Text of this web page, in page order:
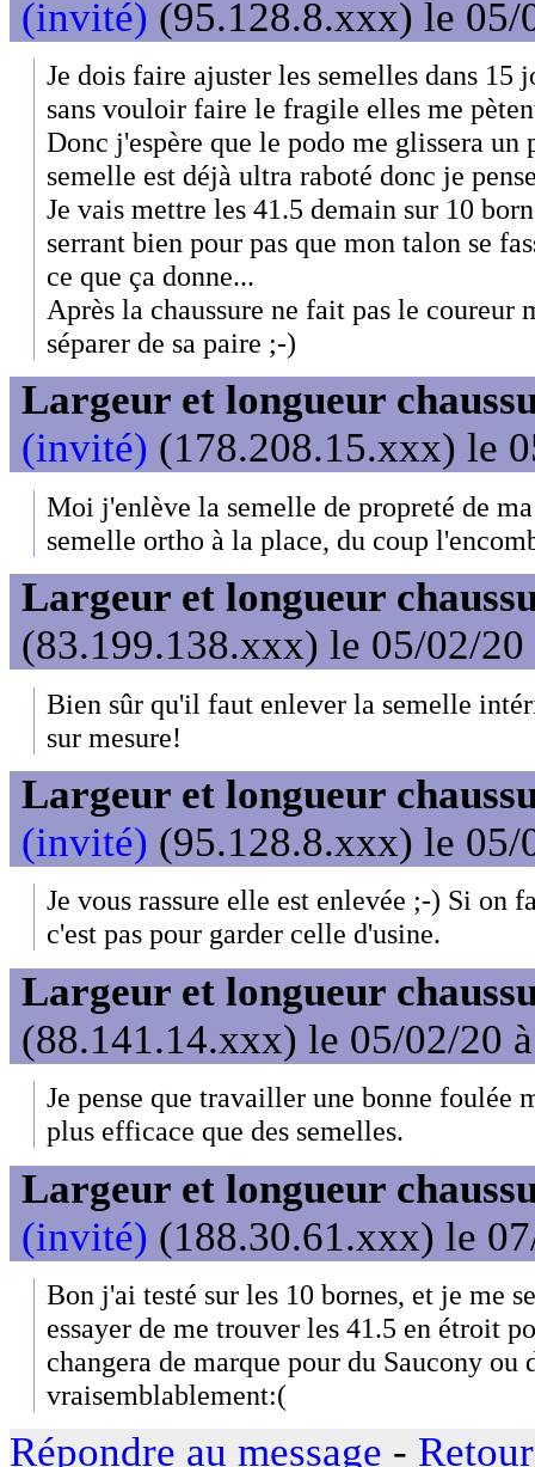
(invité) (95.128.8.xxx) le 05/
Je dois faire ajuster les semelles dans 15
sans vouloir faire le fragile elles me
Donc j'espère que le podo me glissera
semelle est déjà ultra raboté donc je
Je vais mettre les 41.5 demain sur 10
serrant bien pour pas que mon talon se
ce que ça donne...
Après la chaussure ne fait pas le coureur
séparer de sa paire ;-)
Largeur et longueur
(invité) (178.208.15.xxx) le
Moi j'enlève la semelle de propreté de
semelle ortho à la place, du coup
Largeur et longueur
(83.199.138.xxx) le 05/02/20
Bien sûr qu'il faut enlever la semelle
sur mesure!
Largeur et longueur
(invité) (95.128.8.xxx) le 05/
Je vous rassure elle est enlevée ;-) Si on
c'est pas pour garder celle d'usine.
Largeur et longueur
(88.141.14.xxx) le 05/02/20
Je pense que travailler une bonne foulée
plus efficace que des semelles.
Largeur et longueur
(invité) (188.30.61.xxx) le
Bon j'ai testé sur les 10 bornes, et je me
essayer de me trouver les 41.5 en étroit
changera de marque pour du Saucony ou
vraisemblablement:(
Répondre au message -